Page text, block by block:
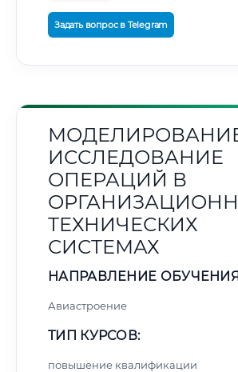
Задать вопрос в Telegram
ИССЛЕДОВАНИЕ
ОПЕРАЦИЙ В
ТЕХНИЧЕСКИХ
СИСТЕМАХ
НАПРАВЛЕНИЕ
Авиастроение
ТИП КУРСОВ:
повышение квалификации